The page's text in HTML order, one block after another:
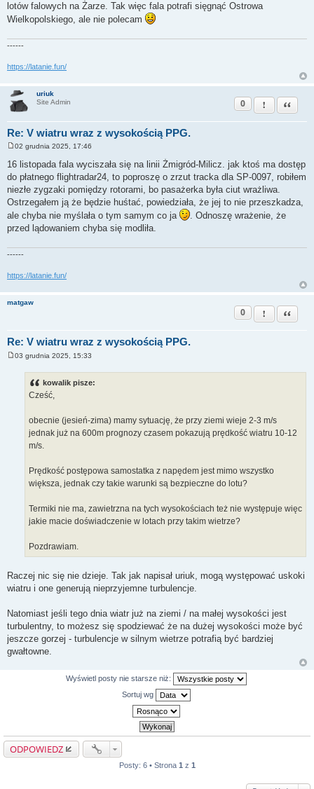
lotów falowych na Żarze. Tak więc fala potrafi sięgnąć Ostrowa
Wielkopolskiego, ale nie polecam
------
https://latanie.fun/
uriuk
Site Admin
Re: V wiatru wraz z wysokością PPG.
0 Zgłoś ten post
Cytuj
o
s
t
02 grudnia 2025, 17:46
16 listopada fala wyciszała się na linii Żmigród-Milicz. jak ktoś ma dostęp
do płatnego flightradar24, to poproszę o zrzut tracka dla SP-0097, robiłem
niezłe zygzaki pomiędzy rotorami, bo pasażerka była ciut wrażliwa.
Ostrzegałem ją że będzie huśtać, powiedziała, że jej to nie przeszkadza,
ale chyba nie myślała o tym samym co ja
. Odnoszę wrażenie, że
przed lądowaniem chyba się modliła.
------
https://latanie.fun/
matgaw
Re: V wiatru wraz z wysokością PPG.
0 Zgłoś ten post
Cytuj
03 grudnia 2025, 15:33
kowalik pisze:
Cześć,
obecnie (jesień-zima) mamy sytuację, że przy ziemi wieje 2-3 m/s
jednak już na 600m prognozy czasem pokazują prędkość wiatru 10-12
m/s.
Prędkość postępowa samostatka z napędem jest mimo wszystko
większa, jednak czy takie warunki są bezpieczne do lotu?
Termiki nie ma, zawietrzna na tych wysokościach też nie występuje więc
jakie macie doświadczenie w lotach przy takim wietrze?
Pozdrawiam.
Raczej nic się nie dzieje. Tak jak napisał uriuk, mogą występować uskoki
wiatru i one generują nieprzyjemne turbulencje.
Natomiast jeśli tego dnia wiatr już na ziemi / na małej wysokości jest
turbulentny, to możesz się spodziewać że na dużej wysokości może być
jeszcze gorzej - turbulencje w silnym wietrze potrafią być bardziej
gwałtowne.
Wyświetl posty nie starsze niż:
Sortuj wg
ODPOWIEDZ
Posty: 6 • Strona 1 z 1